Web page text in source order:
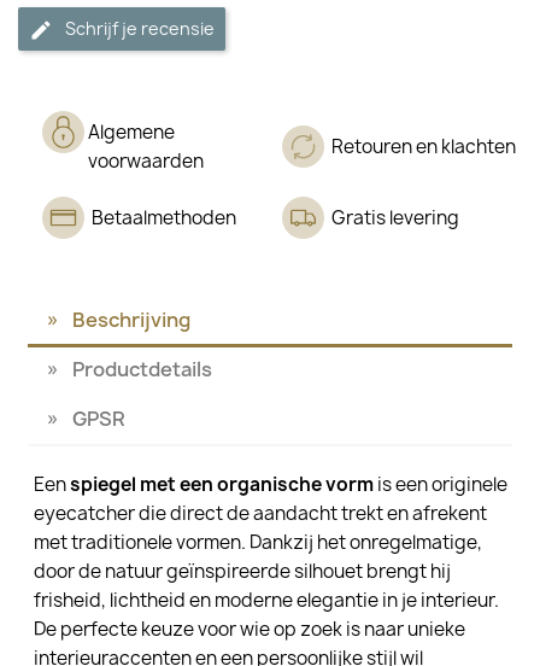
Schrijf je recensie
Algemene
voorwaarden
Retouren en klachten
Betaalmethoden Gratis levering
Beschrijving
Productdetails
GPSR
Eenspiegel met een organische vormis een originele
eyecatcher die direct de aandacht trekt en afrekent
met traditionele vormen. Dankzij het onregelmatige,
door de natuur geïnspireerde silhouet brengt hij
frisheid, lichtheid en moderne elegantie in je interieur.
De perfecte keuze voor wie op zoek is naar unieke
interieuraccenten en een persoonlijke stijl wil